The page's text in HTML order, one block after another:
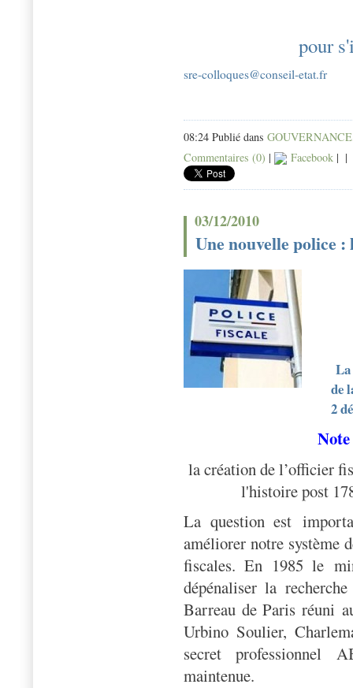
pour
sre-colloques@conseil-etat.fr
08:24 Publié dans GOUVERNANCE
Commentaires (0) | Facebook | |
03/12/2010
Une nouvelle police :
de
2
la création de l’officier
l'histoire post
La question est
améliorer notre système
fiscales. En 1985 le
dépénaliser la
Barreau de Paris réuni
Urbino Soulier,
secret professionnel
maintenue.